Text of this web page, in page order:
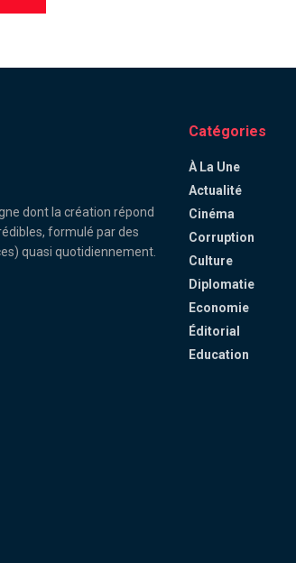
dont la création répond
formulé par des
quasi quotidiennement.
Catégories
À La Une
Actualité
Cinéma
Corruption
Culture
Diplomatie
Economie
Éditorial
Education